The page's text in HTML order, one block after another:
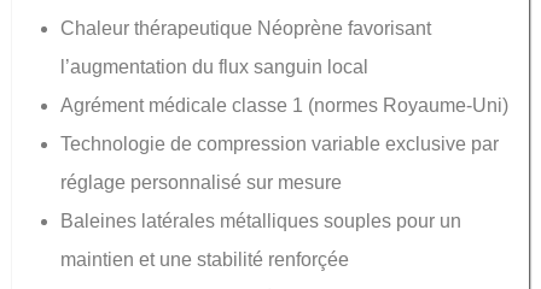
Chaleur thérapeutique Néoprène favorisant
l’augmentation du flux sanguin local
Agrément médicale classe 1 (normes Royaume-Uni)
Technologie de compression variable exclusive par
réglage personnalisé sur mesure
Baleines latérales métalliques souples pour un
maintien et une stabilité renforçée